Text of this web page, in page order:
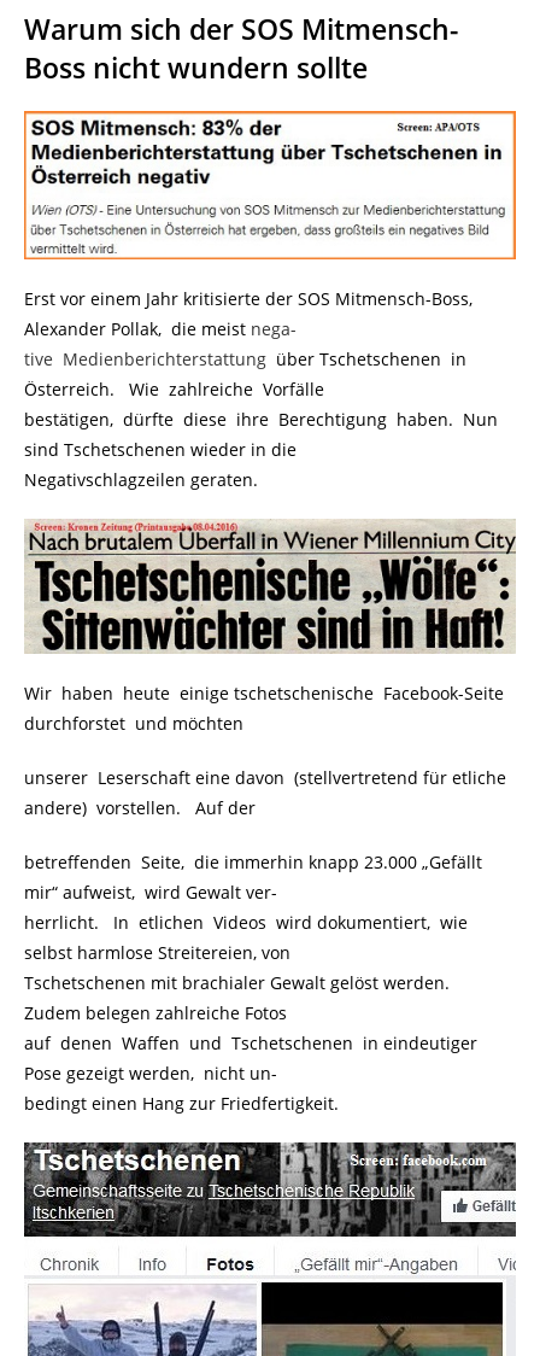
Warum sich der SOS Mitmensch-
Boss nicht wundern sollte
Erst vor einem Jahr kritisierte der SOS Mitmensch-Boss,
Alexander Pollak, die meist nega-
tive Medienberichterstattung über Tschetschenen in
Österreich. Wie zahlreiche Vorfälle
bestätigen, dürfte diese ihre Berechtigung haben. Nun
sind Tschetschenen wieder in die
Negativschlagzeilen geraten.
Wir haben heute einige tschetschenische Facebook-Seite
durchforstet und möchten
unserer Leserschaft eine davon (stellvertretend für etliche
andere) vorstellen. Auf der
betreffenden Seite, die immerhin knapp 23.000 „Gefällt
mir“ aufweist, wird Gewalt ver-
herrlicht. In etlichen Videos wird dokumentiert, wie
selbst harmlose Streitereien, von
Tschetschenen mit brachialer Gewalt gelöst werden.
Zudem belegen zahlreiche Fotos
auf denen Waffen und Tschetschenen in eindeutiger
Pose gezeigt werden, nicht un-
bedingt einen Hang zur Friedfertigkeit.